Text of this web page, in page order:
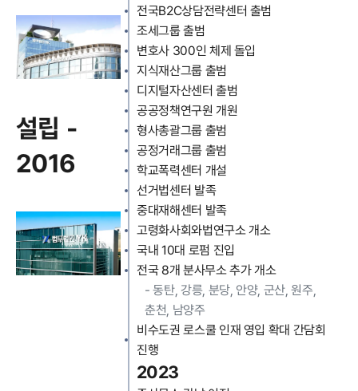
설립 -
2016
전국B2C상담전략센터 출범
조세그룹 출범
변호사 300인 체제 돌입
지식재산그룹 출범
디지털자산센터 출범
공공정책연구원 개원
형사총괄그룹 출범
공정거래그룹 출범
학교폭력센터 개설
선거법센터 발족
중대재해센터 발족
고령화사회와법연구소 개소
국내 10대 로펌 진입
전국 8개 분사무소 추가 개소
-동탄, 강릉, 분당, 안양, 군산, 원주,
춘천, 남양주
비수도권 로스쿨 인재 영입 확대 간담회
진행
2023